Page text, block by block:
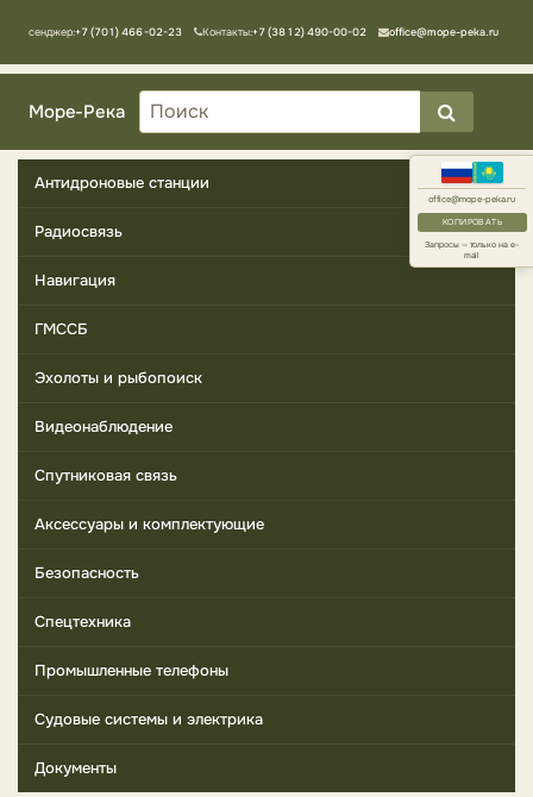
office@mope-peka.ru
КОПИРОВАТЬ
Запросы — только на e-
mail
Мессенджер:+7 (701) 466-02-23 Контакты:+7 (3812) 490-00-02 office@mope-peka.ru
Море-Река
Антидроновые станции
Радиосвязь
Навигация
ГМССБ
Эхолоты и рыбопоиск
Видеонаблюдение
Спутниковая связь
Аксессуары и комплектующие
Безопасность
Спецтехника
Промышленные телефоны
Судовые системы и электрика
Документы